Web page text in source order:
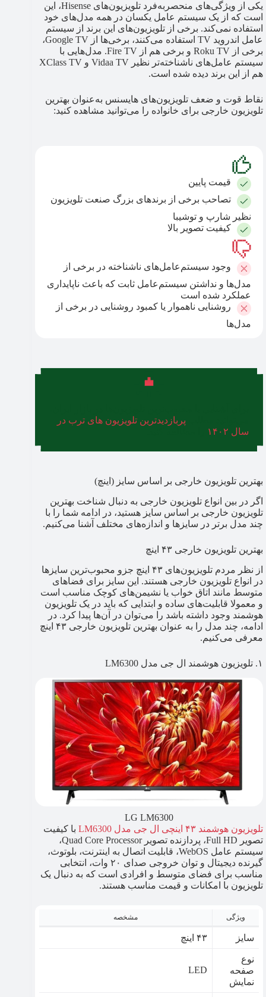
یکی از ویژگی‌های منحصربه‌فرد تلویزیون‌های Hisense، این
است که از یک سیستم عامل یکسان در همه مدل‌های خود
استفاده نمی‌کند. برخی از تلویزیون‌های این برند از سیستم
عامل اندروید TV استفاده می‌کنند، برخی‌ها از Google TV،
برخی از Roku TV و برخی هم از Fire TV. مدل‌هایی با
سیستم عامل‌های ناشناخته‌تر نظیر Vidaa TV و XClass TV
هم از این برند دیده شده است.
نقاط قوت و ضعف تلویزیون‌های هایسنس به‌عنوان بهترین
تلویزیون خارجی برای خانواده را می‌توانید مشاهده کنید:
قیمت پایین
تصاحب برخی از برندهای بزرگ صنعت تلویزیون
نظیر شارپ و توشیبا
کیفیت تصویر بالا
وجود سیستم‌عامل‌های ناشناخته در برخی از
مدل‌ها و نداشتن سیستم‌عامل ثابت که باعث ناپایداری
عملکرد شده است
روشنایی ناهموار یا کمبود روشنایی در برخی از
مدل‌ها
پربازدیدترین تلویزیون های ترب در
سال ۱۴۰۲
بهترین تلویزیون خارجی بر اساس سایز (اینچ)
اگر در بین انواع تلویزیون خارجی به دنبال شناخت بهترین
تلویزیون خارجی بر اساس سایز هستید، در ادامه شما را با
چند مدل برتر در سایزها و اندازه‌های مختلف آشنا می‌کنیم.
بهترین تلویزیون خارجی ۴۳ اینچ
از نظر مردم تلویزیون‌های ۴۳ اینچ جزو محبوب‌ترین سایزها
در انواع تلویزیون خارجی هستند. این سایز برای فضاهای
متوسط مانند اتاق خواب یا نشیمن‌های کوچک مناسب است
و معمولا قابلیت‌های ساده و ابتدایی که باید در یک تلویزیون
هوشمند وجود داشته باشد را می‌توان در آن‌ها پیدا کرد. در
ادامه، چند مدل را به عنوان بهترین تلویزیون خارجی ۴۳ اینچ
معرفی می‌کنیم.
۱. تلویزیون هوشمند ال جی مدل LM6300
LG LM6300
تلویزیون هوشمند ۴۳ اینچی ال جی مدل LM6300
با کیفیت
تصویر Full HD، پردازنده تصویر Quad Core Processor،
سیستم عامل WebOS، قابلیت اتصال به اینترنت، بلوتوث،
گیرنده دیجیتال و توان خروجی صدای ۲۰ وات، انتخابی
مناسب برای فضای متوسط و افرادی است که به دنبال یک
تلویزیون با امکانات و قیمت مناسب هستند.
ویژگی مشخصه
سایز ۴۳ اینچ
نوع
صفحه
نمایش
LED